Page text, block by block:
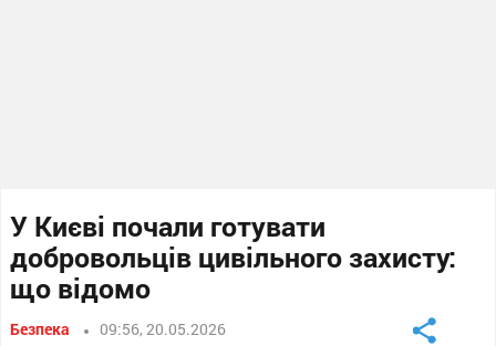
У Києві почали готувати
добровольців цивільного захисту:
що відомо
Безпека 09:56, 20.05.2026